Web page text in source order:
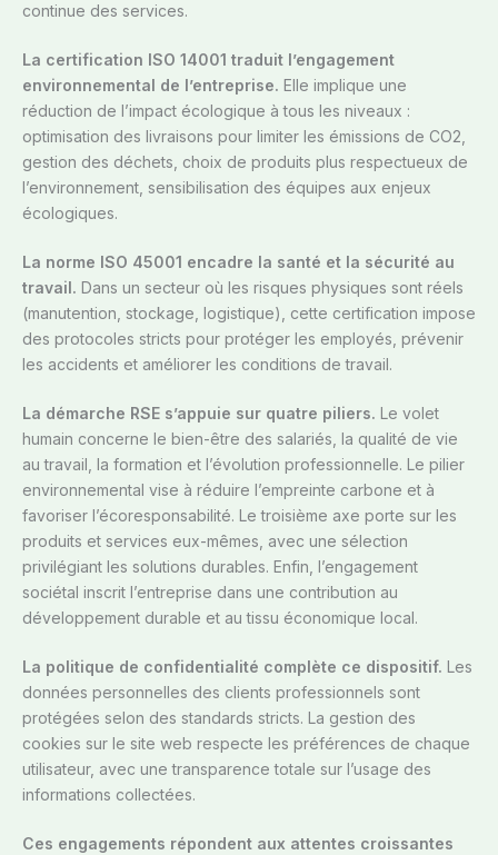
continue des services.
La certification ISO 14001 traduit l’engagement
environnemental de l’entreprise. Elle implique une
réduction de l’impact écologique à tous les niveaux :
optimisation des livraisons pour limiter les émissions de CO2,
gestion des déchets, choix de produits plus respectueux de
l’environnement, sensibilisation des équipes aux enjeux
écologiques.
La norme ISO 45001 encadre la santé et la sécurité au
travail. Dans un secteur où les risques physiques sont réels
(manutention, stockage, logistique), cette certification impose
des protocoles stricts pour protéger les employés, prévenir
les accidents et améliorer les conditions de travail.
La démarche RSE s’appuie sur quatre piliers. Le volet
humain concerne le bien-être des salariés, la qualité de vie
au travail, la formation et l’évolution professionnelle. Le pilier
environnemental vise à réduire l’empreinte carbone et à
favoriser l’écoresponsabilité. Le troisième axe porte sur les
produits et services eux-mêmes, avec une sélection
privilégiant les solutions durables. Enfin, l’engagement
sociétal inscrit l’entreprise dans une contribution au
développement durable et au tissu économique local.
La politique de confidentialité complète ce dispositif. Les
données personnelles des clients professionnels sont
protégées selon des standards stricts. La gestion des
cookies sur le site web respecte les préférences de chaque
utilisateur, avec une transparence totale sur l’usage des
informations collectées.
Ces engagements répondent aux attentes croissantes